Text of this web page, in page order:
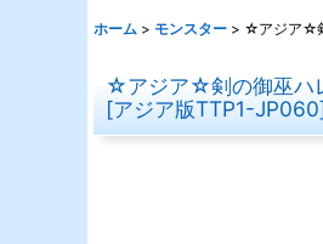
ホーム > モンスター > ☆アジア☆
☆アジア☆剣の御巫ハ
[アジア版TTP1-JP060